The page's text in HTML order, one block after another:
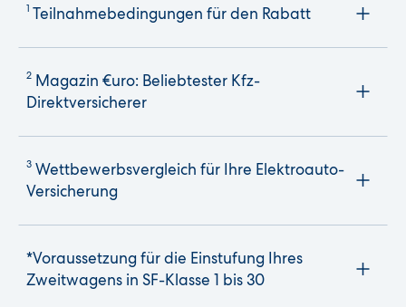
1 Teilnahmebedingungen für den Rabatt
2 Magazin €uro: Beliebtester Kfz-
Direktversicherer
3 Wettbewerbsvergleich für Ihre Elektroauto-
Versicherung
*Voraussetzung für die Einstufung Ihres
Zweitwagens in SF-Klasse 1 bis 30